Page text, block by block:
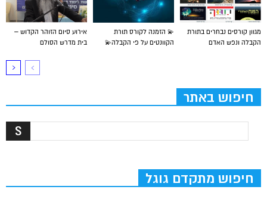
אירוע סיום הזוהר הקדוש –
בית מדרש הסולם
💫 הזמנה לקורס תורת
הקוונטים על פי הקבלה💫
מגוון קורסים נבחרים בתורת
הקבלה ונפש האדם
חיפוש באתר
חיפוש מתקדם גוגל